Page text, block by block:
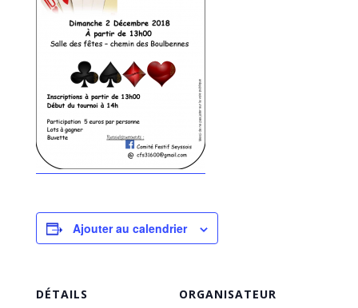
Ajouter au calendrier
DÉTAILS ORGANISATEUR